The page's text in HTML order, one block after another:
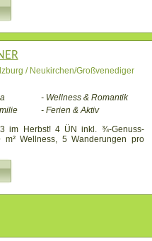
/ Neukirchen/Großvenediger
- Wellness & Romantik
- Ferien & Aktiv
im Herbst! 4 ÜN inkl. ¾-Genuss-
m² Wellness, 5 Wanderungen pro